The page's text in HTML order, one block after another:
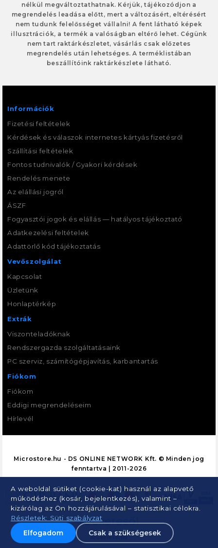
nélkül megváltoztathatnak. Kérjük, tájékozódjon a
megrendelés leadása előtt, mert a változásért, eltérésért
nem tudunk felelősséget vállalni! A fent látható képek
illusztrációk, a termék a valóságban eltérő lehet. Cégünk
nem tart raktárkészletet, vásárlás csak előzetes
megrendelés után lehetséges. A terméklistában
beszállítóink raktárkészlete látható.
Információk
Fizetési feltételek
Kérdések és válaszok internetes kártyás fizetésről
Szállítási feltételek
Fontos tudnivalók / Gyakori kérdések
Rendelés menete
Az elállási jogról
ÁSZF
Fogyasztói jogok és elállás — hatályos tájékoztató
Adatkezelési feltételek
Adattörlő kód tájékoztatás
Vevőszolgálat
Kapcsolat
Üzletünk
Honlaptérkép
Extrák
Viszonteladóknak
Rendszergazda szolgáltatásaink
PC szerviz, számítógépjavítás, karbantartás
Fiókom
Fiókom
Eddigi megrendeléseim
Hírlevél
A weboldal sütiket (cookie-kat) használ az alapvető
működéshez (kosár, bejelentkezés), valamint –
kizárólag az Ön hozzájárulásával – statisztikai célokra.
Részletek: Süti szabályzat
Elfogadom Csak a szükségesek
Microstore.hu - DS ONLINE NETWORK Kft. © Minden jog
fenntartva | 2011-2026
Árukereső.hu